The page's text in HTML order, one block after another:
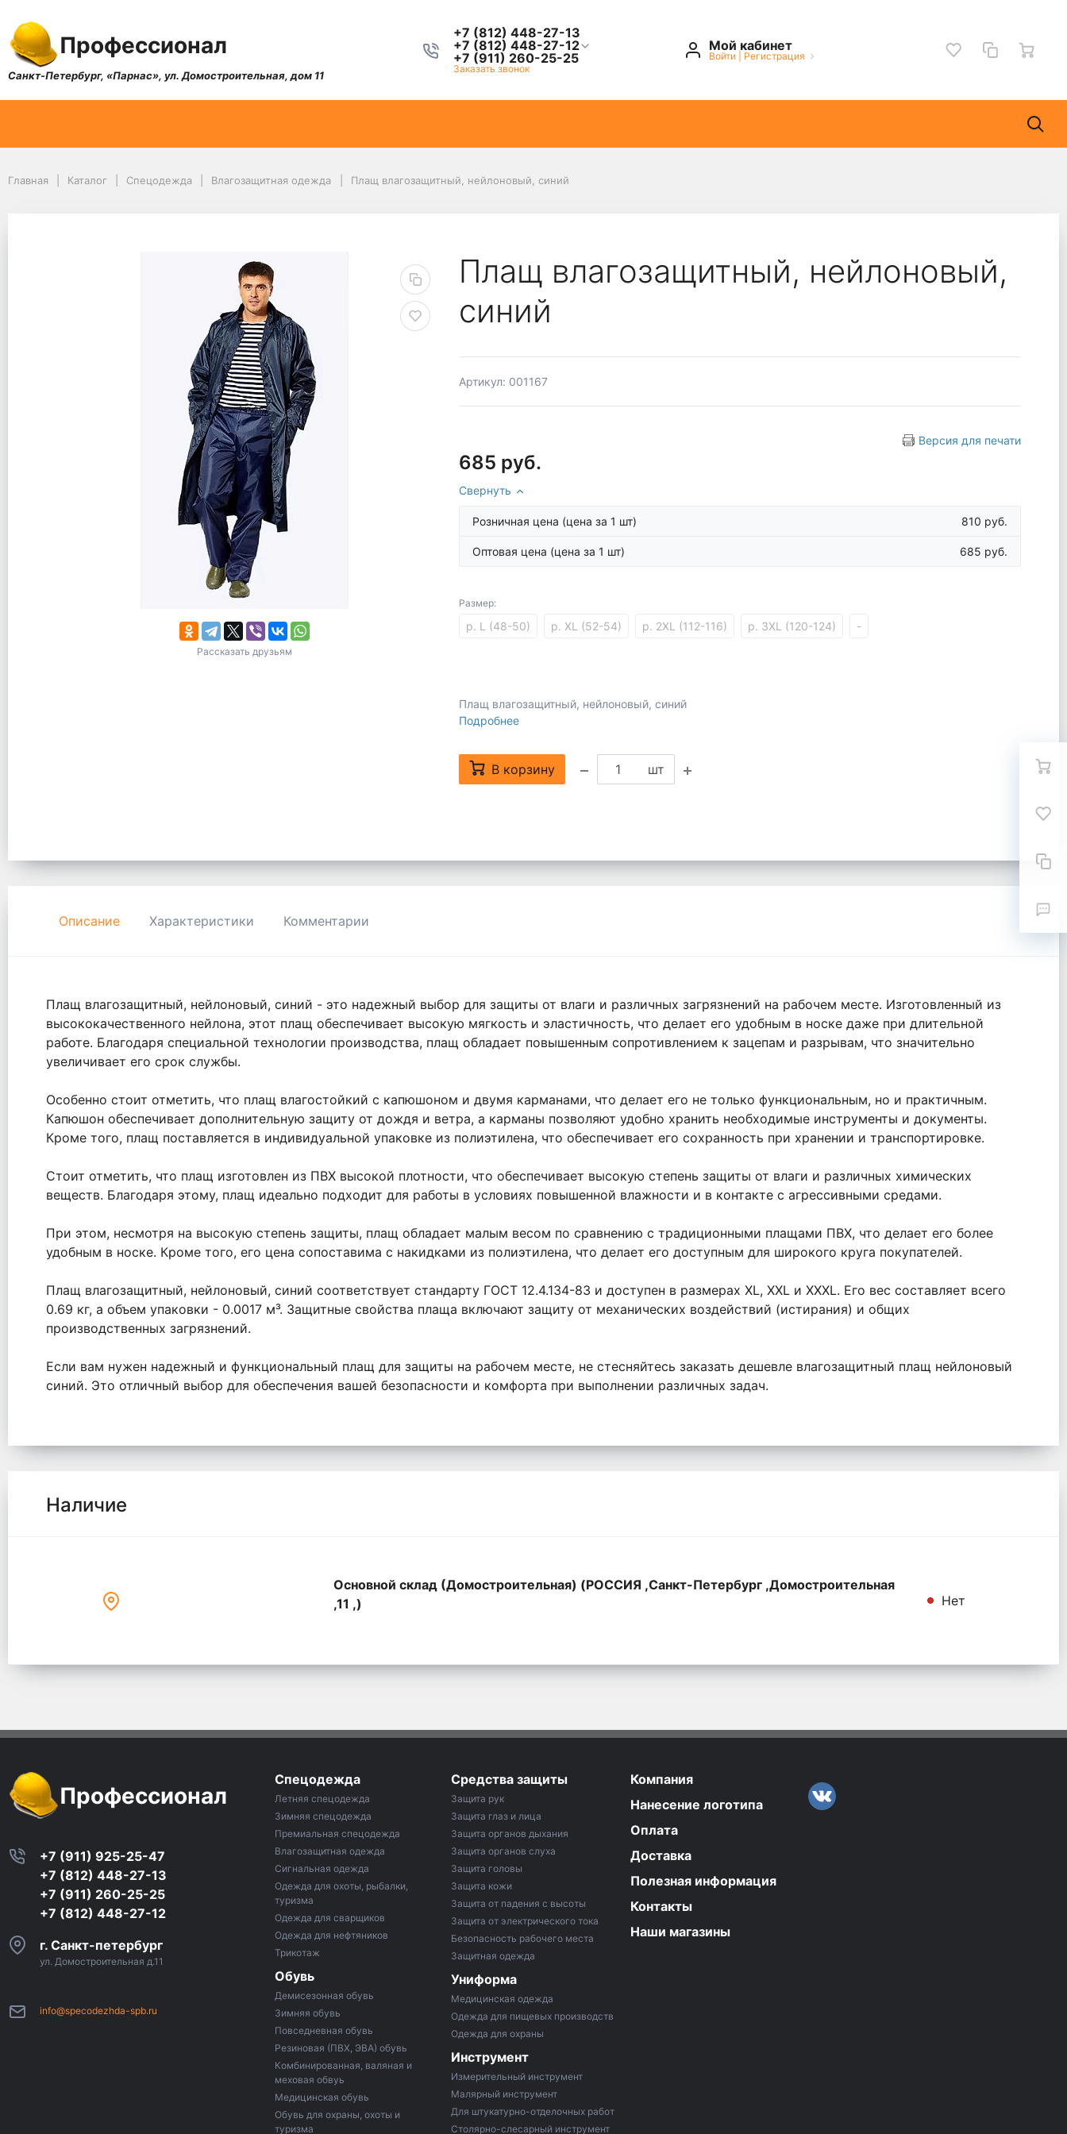
Профессионал
Санкт-Петербург, «Парнас», ул. Домостроительная, дом 11
+7 (812) 448-27-13
+7 (812) 448-27-12
+7 (911) 260-25-25
Заказать звонок
Мой кабинет
Войти Регистрация
Главная Каталог Спецодежда Влагозащитная одежда Плащ влагозащитный, нейлоновый, синий
Рассказать друзьям
Плащ влагозащитный, нейлоновый,
синий
Артикул: 001167
Версия для печати
685 руб.
Свернуть
Розничная цена (цена за 1 шт) 810 руб.
Оптовая цена (цена за 1 шт) 685 руб.
Размер:
р. L (48-50) р. XL (52-54) р. 2XL (112-116) р. 3XL (120-124) -
Плащ влагозащитный, нейлоновый, синий
Подробнее
В корзину шт
Описание Характеристики Комментарии
Плащ влагозащитный, нейлоновый, синий - это надежный выбор для защиты от влаги и различных загрязнений на рабочем месте. Изготовленный из
высококачественного нейлона, этот плащ обеспечивает высокую мягкость и эластичность, что делает его удобным в носке даже при длительной
работе. Благодаря специальной технологии производства, плащ обладает повышенным сопротивлением к зацепам и разрывам, что значительно
увеличивает его срок службы.
Особенно стоит отметить, что плащ влагостойкий с капюшоном и двумя карманами, что делает его не только функциональным, но и практичным.
Капюшон обеспечивает дополнительную защиту от дождя и ветра, а карманы позволяют удобно хранить необходимые инструменты и документы.
Кроме того, плащ поставляется в индивидуальной упаковке из полиэтилена, что обеспечивает его сохранность при хранении и транспортировке.
Стоит отметить, что плащ изготовлен из ПВХ высокой плотности, что обеспечивает высокую степень защиты от влаги и различных химических
веществ. Благодаря этому, плащ идеально подходит для работы в условиях повышенной влажности и в контакте с агрессивными средами.
При этом, несмотря на высокую степень защиты, плащ обладает малым весом по сравнению с традиционными плащами ПВХ, что делает его более
удобным в носке. Кроме того, его цена сопоставима с накидками из полиэтилена, что делает его доступным для широкого круга покупателей.
Плащ влагозащитный, нейлоновый, синий соответствует стандарту ГОСТ 12.4.134-83 и доступен в размерах XL, XXL и XXXL. Его вес составляет всего
0.69 кг, а объем упаковки - 0.0017 м³. Защитные свойства плаща включают защиту от механических воздействий (истирания) и общих
производственных загрязнений.
Если вам нужен надежный и функциональный плащ для защиты на рабочем месте, не стесняйтесь заказать дешевле влагозащитный плащ нейлоновый
синий. Это отличный выбор для обеспечения вашей безопасности и комфорта при выполнении различных задач.
Наличие
Основной склад (Домостроительная) (РОССИЯ ,Санкт-Петербург ,Домостроительная
,11 ,)
Нет
Профессионал
+7 (911) 925-25-47
+7 (812) 448-27-13
+7 (911) 260-25-25
+7 (812) 448-27-12
г. Санкт-петербург
ул. Домостроительная д.11
info@specodezhda-spb.ru
Спецодежда
Летняя спецодежда
Зимняя спецодежда
Премиальная спецодежда
Влагозащитная одежда
Сигнальная одежда
Одежда для охоты, рыбалки,
туризма
Одежда для сварщиков
Одежда для нефтяников
Трикотаж
Обувь
Демисезонная обувь
Зимняя обувь
Повседневная обувь
Резиновая (ПВХ, ЭВА) обувь
Комбинированная, валяная и
меховая обвуь
Медицинская обувь
Обувь для охраны, охоты и
туризма
Средства защиты
Защита рук
Защита глаз и лица
Защита органов дыхания
Защита органов слуха
Защита головы
Защита кожи
Защита от падения с высоты
Защита от электрического тока
Безопасность рабочего места
Защитная одежда
Униформа
Медицинская одежда
Одежда для пищевых производств
Одежда для охраны
Инструмент
Измерительный инструмент
Малярный инструмент
Для штукатурно-отделочных работ
Столярно-слесарный инструмент
Компания
Нанесение логотипа
Оплата
Доставка
Полезная информация
Контакты
Наши магазины